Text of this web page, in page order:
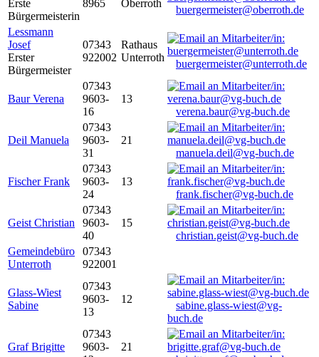
Erste
Bürgermeisterin
8965
Oberroth
buergermeister@oberroth.de
Lessmann
Josef
Erster
Bürgermeister
07343
922002
Rathaus
Unterroth
buergermeister@unterroth.de
Baur Verena
07343
9603-
16
13
verena.baur@vg-buch.de
Deil Manuela
07343
9603-
31
21
manuela.deil@vg-buch.de
Fischer Frank
07343
9603-
24
13
frank.fischer@vg-buch.de
Geist Christian
07343
9603-
40
15
christian.geist@vg-buch.de
Gemeindebüro
Unterroth
07343
922001
Glass-Wiest
Sabine
07343
9603-
13
12
sabine.glass-wiest@vg-
buch.de
Graf Brigitte
07343
9603-
21